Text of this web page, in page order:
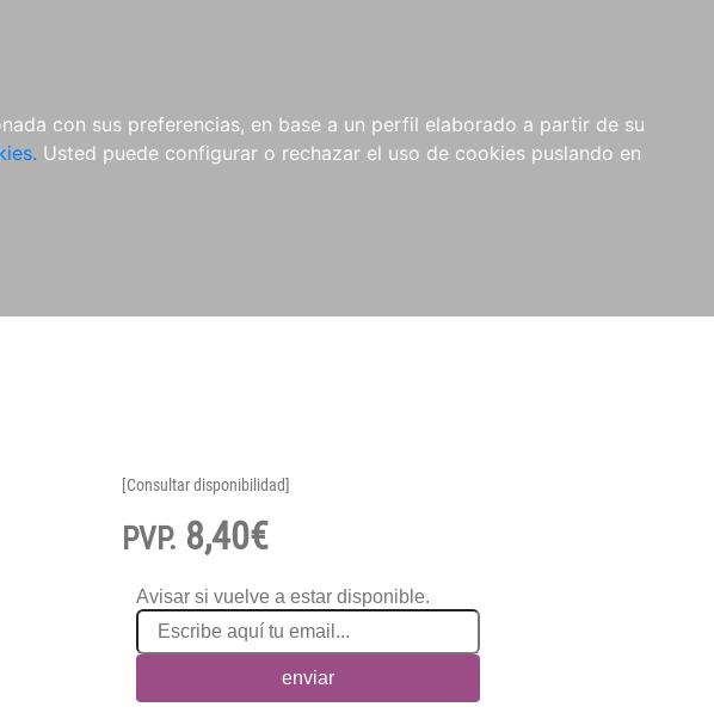
con sus preferencias, en base a un perfil elaborado a partir de su
Usted puede configurar o rechazar el uso de cookies puslando en
[Consultar disponibilidad]
PVP. 8,40€
Avisar si vuelve a estar disponible.
enviar